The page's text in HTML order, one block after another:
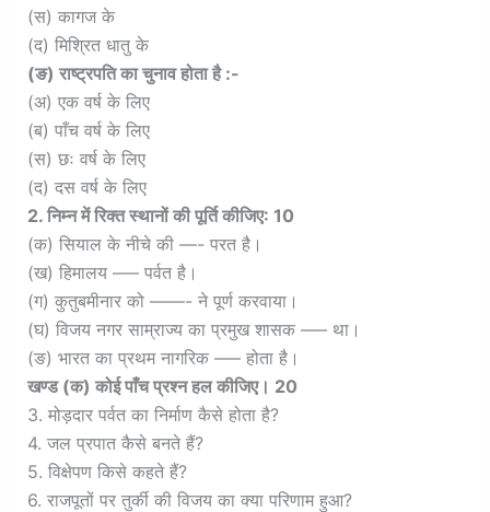
(स) कागज के
(द) मिश्रित धातु के
(ङ) राष्ट्रपति का चुनाव होता है :-
(अ) एक वर्ष के लिए
(ब) पाँच वर्ष के लिए
(स) छः वर्ष के लिए
(द) दस वर्ष के लिए
2. निम्न में रिक्त स्थानों की पूर्ति कीजिए: 10
(क) सियाल के नीचे की —- परत है।
(ख) हिमालय —– पर्वत है।
(ग) कुतुबमीनार को ——- ने पूर्ण करवाया।
(घ) विजय नगर साम्राज्य का प्रमुख शासक —– था।
(ङ) भारत का प्रथम नागरिक —– होता है।
खण्ड (क) कोई पाँच प्रश्न हल कीजिए। 20
3. मोड़दार पर्वत का निर्माण कैसे होता है?
4. जल प्रपात कैसे बनते हैं?
5. विक्षेपण किसे कहते हैं?
6. राजपूतों पर तुर्की की विजय का क्या परिणाम हुआ?